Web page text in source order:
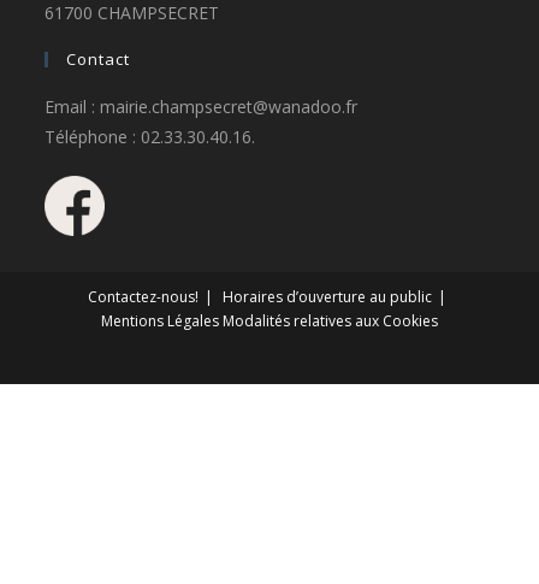
61700 CHAMPSECRET
Contact
Email : mairie.champsecret@wanadoo.fr
Téléphone : 02.33.30.40.16.
Contactez-nous!
Horaires d’ouverture au public
Mentions Légales Modalités relatives aux Cookies